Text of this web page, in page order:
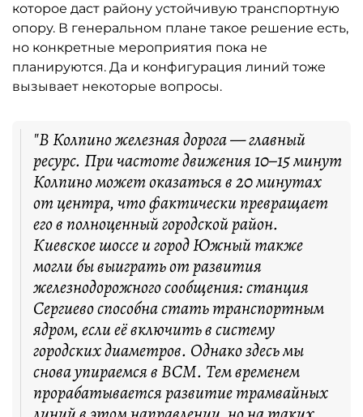
которое даст району устойчивую транспортную
опору. В генеральном плане такое решение есть,
но конкретные мероприятия пока не
планируются. Да и конфигурация линий тоже
вызывает некоторые вопросы.
"В Колпино железная дорога — главный
ресурс. При частоте движения 10–15 минут
Колпино может оказаться в 20 минутах
от центра, что фактически превращает
его в полноценный городской район.
Киевское шоссе и город Южный также
могли бы выиграть от развития
железнодорожного сообщения: станция
Сергиево способна стать транспортным
ядром, если её включить в систему
городских диаметров. Однако здесь мы
снова упираемся в ВСМ. Тем временем
прорабатывается развитие трамвайных